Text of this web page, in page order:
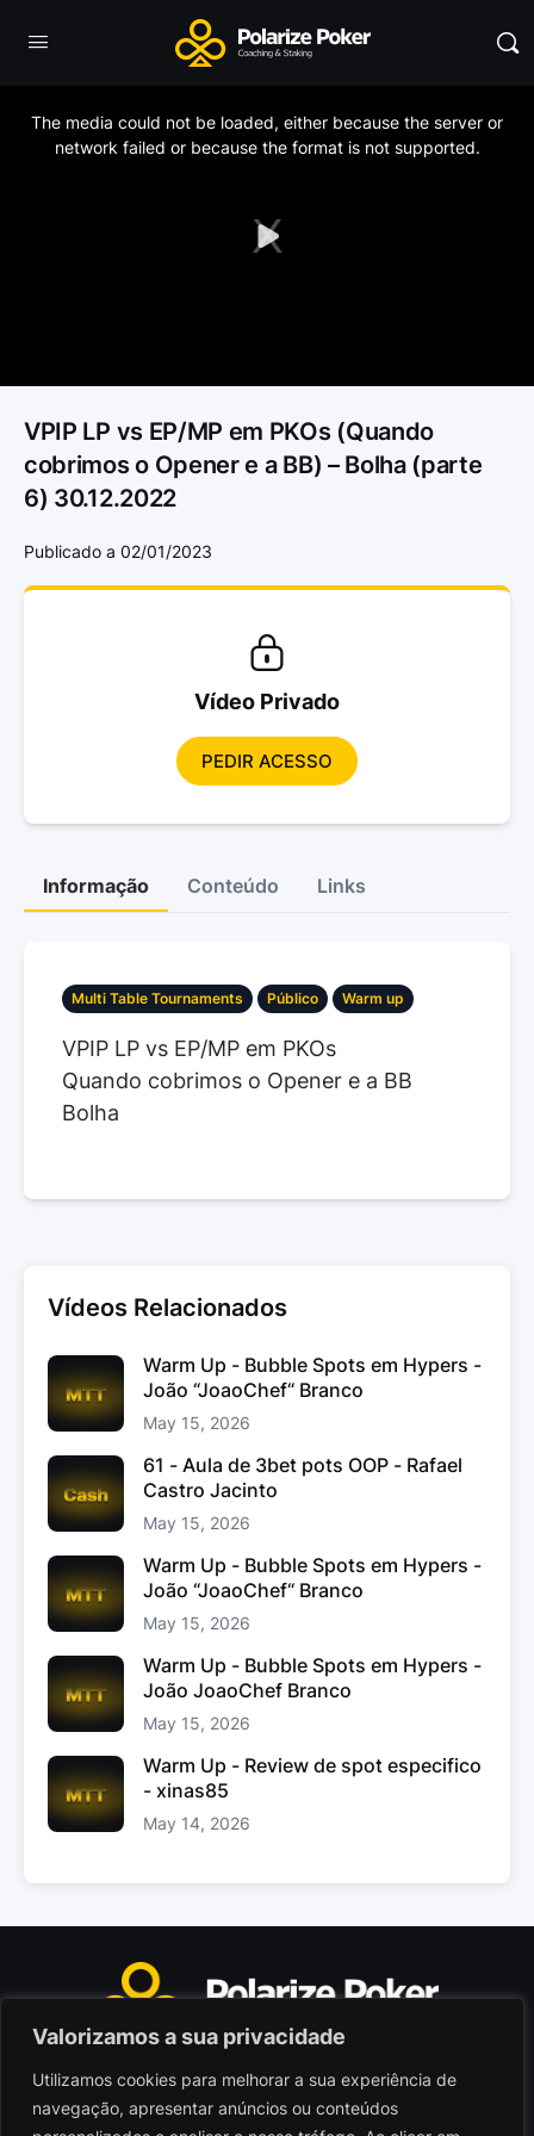
Valorizamos a sua privacidade
Utilizamos cookies para melhorar a sua experiência de
navegação, apresentar anúncios ou conteúdos
Play
The media could not be loaded, either because the server or
network failed or because the format is not supported.
VPIP LP vs EP/MP em PKOs (Quando
cobrimos o Opener e a BB) – Bolha (parte
6) 30.12.2022
Publicado a 02/01/2023
Vídeo Privado
PEDIR ACESSO
Informação Conteúdo Links
Multi Table Tournaments Público Warm up
VPIP LP vs EP/MP em PKOs
Quando cobrimos o Opener e a BB
Bolha
Vídeos Relacionados
Warm Up - Bubble Spots em Hypers -
João “JoaoChef“ Branco
May 15, 2026
61 - Aula de 3bet pots OOP - Rafael
Castro Jacinto
May 15, 2026
Warm Up - Bubble Spots em Hypers -
João “JoaoChef“ Branco
May 15, 2026
Warm Up - Bubble Spots em Hypers -
João JoaoChef Branco
May 15, 2026
Warm Up - Review de spot especifico
- xinas85
May 14, 2026
Polarize Poker Limited, Malta
Sociedade comercial registada sob n.º C103402